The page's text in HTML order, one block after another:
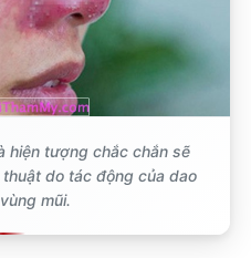
hiện tượng chắc chắn sẽ
do tác động của dao
mũi.